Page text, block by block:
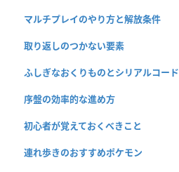
マルチプレイのやり方と解放条件
取り返しのつかない要素
ふしぎなおくりものとシリアルコード
序盤の効率的な進め方
初心者が覚えておくべきこと
連れ歩きのおすすめポケモン